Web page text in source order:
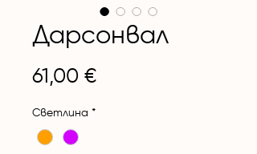
Дарсонвал
61,00 €Цена
Светлина *